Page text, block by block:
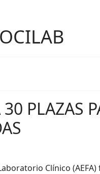
PLAZAS
Clínico